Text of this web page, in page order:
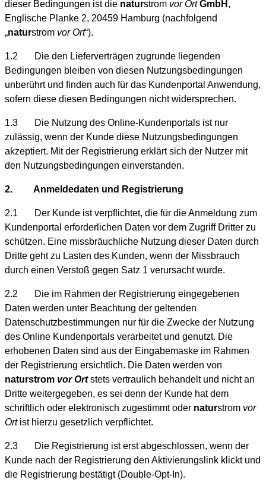
dieser Bedingungen ist die naturstrom vor OrtGmbH ,
Englische Planke 2, 20459 Hamburg (nachfolgend
„naturstrom vor Ort“).
1.2 Die den Lieferverträgen zugrunde liegenden
Bedingungen bleiben von diesen Nutzungsbedingungen
unberührt und finden auch für das Kundenportal Anwendung,
sofern diese diesen Bedingungen nicht widersprechen.
1.3 Die Nutzung des Online-Kundenportals ist nur
zulässig, wenn der Kunde diese Nutzungsbedingungen
akzeptiert. Mit der Registrierung erklärt sich der Nutzer mit
den Nutzungsbedingungen einverstanden.
2. Anmeldedaten und Registrierung
2.1 Der Kunde ist verpflichtet, die für die Anmeldung zum
Kundenportal erforderlichen Daten vor dem Zugriff Dritter zu
schützen. Eine missbräuchliche Nutzung dieser Daten durch
Dritte geht zu Lasten des Kunden, wenn der Missbrauch
durch einen Verstoß gegen Satz 1 verursacht wurde.
2.2 Die im Rahmen der Registrierung eingegebenen
Daten werden unter Beachtung der geltenden
Datenschutzbestimmungen nur für die Zwecke der Nutzung
des Online Kundenportals verarbeitet und genutzt. Die
erhobenen Daten sind aus der Eingabemaske im Rahmen
der Registrierung ersichtlich. Die Daten werden von
naturstrom vor Ortstets vertraulich behandelt und nicht an
Dritte weitergegeben, es sei denn der Kunde hat dem
schriftlich oder elektronisch zugestimmt oder naturstrom vor
Ortist hierzu gesetzlich verpflichtet.
2.3 Die Registrierung ist erst abgeschlossen, wenn der
Kunde nach der Registrierung den Aktivierungslink klickt und
die Registrierung bestätigt (Double-Opt-In).